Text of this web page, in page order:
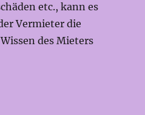
etc., kann es
Vermieter die
des Mieters